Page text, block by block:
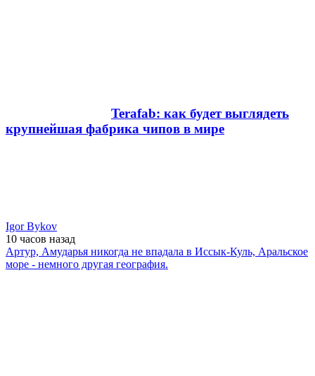
Terafab: как будет выглядеть
крупнейшая фабрика чипов в мире
Igor Bykov
10 часов назад
Артур, Амударья никогда не впадала в Иссык-Куль, Аральское
море - немного другая география.